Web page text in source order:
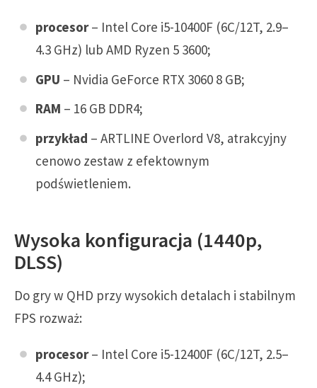
procesor– Intel Core i5-10400F (6C/12T, 2.9–
4.3 GHz) lub AMD Ryzen 5 3600;
GPU – Nvidia GeForce RTX 3060 8 GB;
RAM – 16 GB DDR4;
przykład – ARTLINE Overlord V8, atrakcyjny
cenowo zestaw z efektownym
podświetleniem.
Wysoka konfiguracja (1440p,
DLSS)
Do gry w QHD przy wysokich detalach i stabilnym
FPS rozważ:
procesor– Intel Core i5-12400F (6C/12T, 2.5–
4.4 GHz);